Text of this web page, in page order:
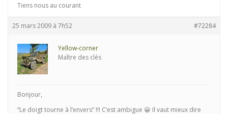
Tiens nous au courant
25 mars 2009 à 7h52 #72284
Yellow-corner
Maître des clés
Bonjour,
“Le doigt tourne à l’envers” !!! C’est ambigue 😀 Il vaut mieux dire